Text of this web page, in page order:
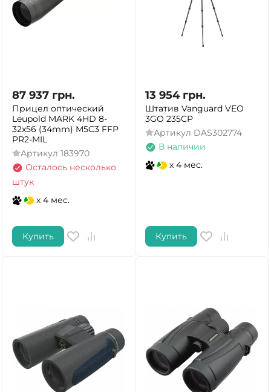
87 937 грн.
Прицел оптический
Leupold MARK 4HD 8-
32x56 (34mm) M5C3 FFP
PR2-MIL
Артикул 183970
Осталось несколько
штук
x 4 мес.
Купить
13 954 грн.
Штатив Vanguard VEO
3GO 235CP
Артикул DAS302774
В наличии
x 4 мес.
Купить
НЕТ